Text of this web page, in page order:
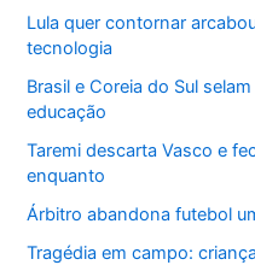
Lula quer contornar
tecnologia
Brasil e Coreia do Sul
educação
Taremi descarta Vasco e
enquanto
Árbitro abandona futebol
Tragédia em campo: